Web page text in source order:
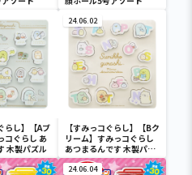
らし】【Aブ
コぐらし あ
木製パズル
24.06.02
【すみっコぐらし】【Bク
リーム】すみっコぐらし
あつまるんです 木製パズ
ル
24.06.04